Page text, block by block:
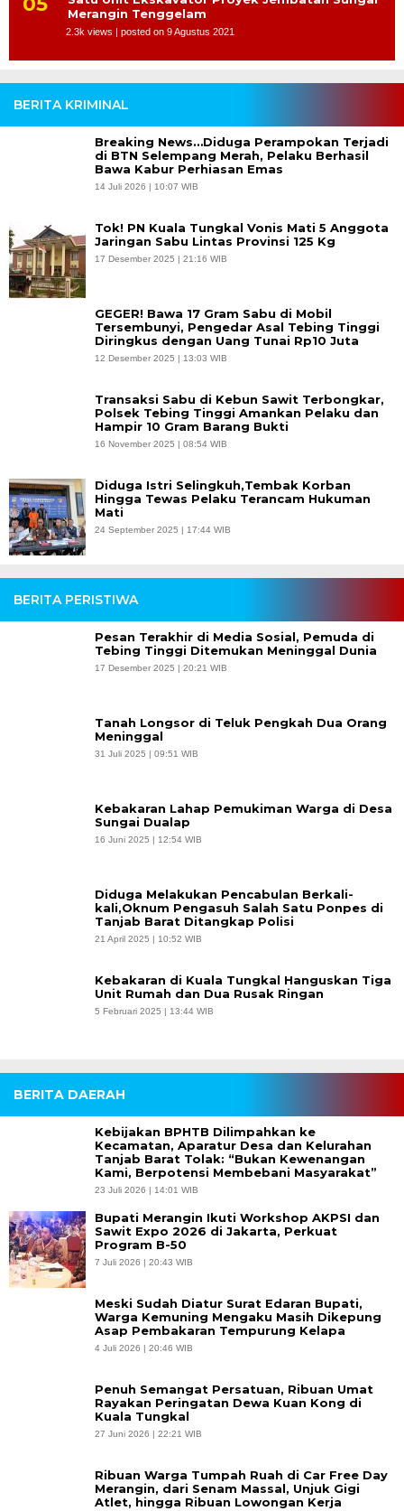
Merangin Tenggelam
2.3k views | posted on 9 Agustus 2021
BERITA KRIMINAL
Breaking News…Diduga Perampokan Terjadi
di BTN Selempang Merah, Pelaku Berhasil
Bawa Kabur Perhiasan Emas
14 Juli 2026 | 10:07 WIB
Tok! PN Kuala Tungkal Vonis Mati 5 Anggota
Jaringan Sabu Lintas Provinsi 125 Kg
17 Desember 2025 | 21:16 WIB
GEGER! Bawa 17 Gram Sabu di Mobil
Tersembunyi, Pengedar Asal Tebing Tinggi
Diringkus dengan Uang Tunai Rp10 Juta
12 Desember 2025 | 13:03 WIB
Transaksi Sabu di Kebun Sawit Terbongkar,
Polsek Tebing Tinggi Amankan Pelaku dan
Hampir 10 Gram Barang Bukti
16 November 2025 | 08:54 WIB
Diduga Istri Selingkuh,Tembak Korban
Hingga Tewas Pelaku Terancam Hukuman
Mati
24 September 2025 | 17:44 WIB
BERITA PERISTIWA
Pesan Terakhir di Media Sosial, Pemuda di
Tebing Tinggi Ditemukan Meninggal Dunia
17 Desember 2025 | 20:21 WIB
Tanah Longsor di Teluk Pengkah Dua Orang
Meninggal
31 Juli 2025 | 09:51 WIB
Kebakaran Lahap Pemukiman Warga di Desa
Sungai Dualap
16 Juni 2025 | 12:54 WIB
Diduga Melakukan Pencabulan Berkali-
kali,Oknum Pengasuh Salah Satu Ponpes di
Tanjab Barat Ditangkap Polisi
21 April 2025 | 10:52 WIB
Kebakaran di Kuala Tungkal Hanguskan Tiga
Unit Rumah dan Dua Rusak Ringan
5 Februari 2025 | 13:44 WIB
BERITA DAERAH
Kebijakan BPHTB Dilimpahkan ke
Kecamatan, Aparatur Desa dan Kelurahan
Tanjab Barat Tolak: “Bukan Kewenangan
Kami, Berpotensi Membebani Masyarakat”
23 Juli 2026 | 14:01 WIB
Bupati Merangin Ikuti Workshop AKPSI dan
Sawit Expo 2026 di Jakarta, Perkuat
Program B-50
7 Juli 2026 | 20:43 WIB
Meski Sudah Diatur Surat Edaran Bupati,
Warga Kemuning Mengaku Masih Dikepung
Asap Pembakaran Tempurung Kelapa
4 Juli 2026 | 20:46 WIB
Penuh Semangat Persatuan, Ribuan Umat
Rayakan Peringatan Dewa Kuan Kong di
Kuala Tungkal
27 Juni 2026 | 22:21 WIB
Ribuan Warga Tumpah Ruah di Car Free Day
Merangin, dari Senam Massal, Unjuk Gigi
Atlet, hingga Ribuan Lowongan Kerja